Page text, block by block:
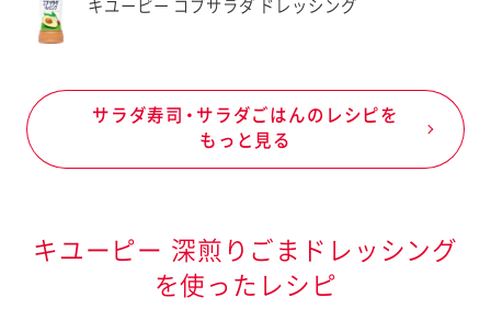
キユーピー コブサラダ ドレッシング
サラダ寿司・サラダごはんのレシピを
もっと見る
キユーピー 深煎りごまドレッシング
を使ったレシピ